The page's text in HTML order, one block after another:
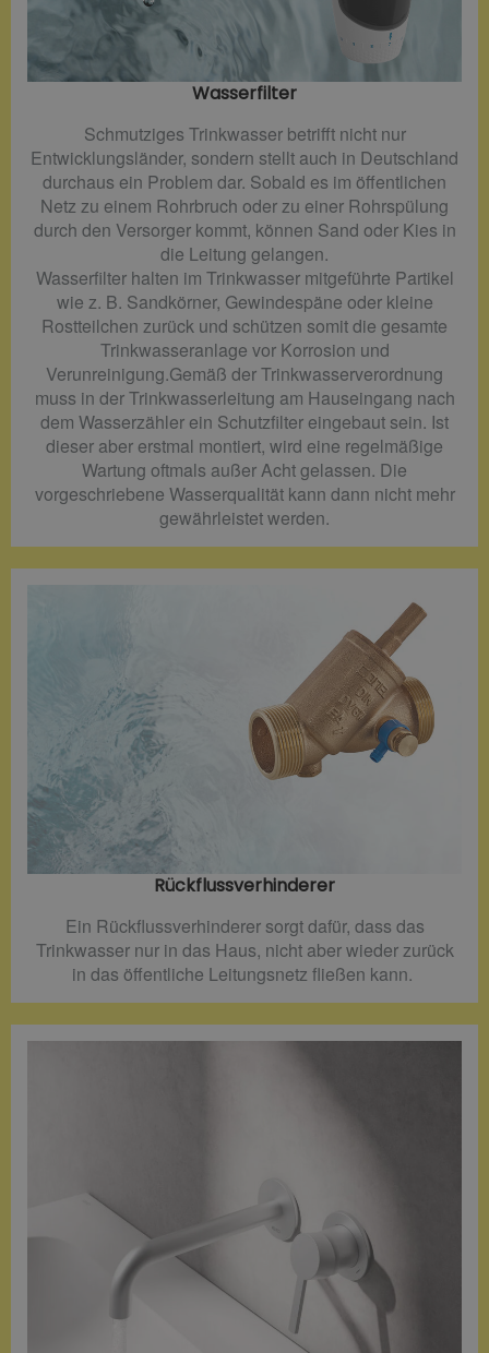
Wasserfilter​
Schmutziges Trinkwasser betrifft nicht nur
Entwicklungsländer, sondern stellt auch in Deutschland
durchaus ein Problem dar. Sobald es im öffentlichen
Netz zu einem Rohrbruch oder zu einer Rohrspülung
durch den Versorger kommt, können Sand oder Kies in
die Leitung gelangen.
Wasserfilter halten im Trinkwasser mitgeführte Partikel
wie z. B. Sandkörner, Gewindespäne oder kleine
Rostteilchen zurück und schützen somit die gesamte
Trinkwasseranlage vor Korrosion und
Verunreinigung.Gemäß der Trinkwasserverordnung
muss in der Trinkwasserleitung am Hauseingang nach
dem Wasserzähler ein Schutzfilter eingebaut sein. Ist
dieser aber erstmal montiert, wird eine regelmäßige
Wartung oftmals außer Acht gelassen. Die
vorgeschriebene Wasserqualität kann dann nicht mehr
gewährleistet werden.
Rückflussverhinderer​
Ein Rückflussverhinderer sorgt dafür, dass das
Trinkwasser nur in das Haus, nicht aber wieder zurück
in das öffentliche Leitungsnetz fließen kann.